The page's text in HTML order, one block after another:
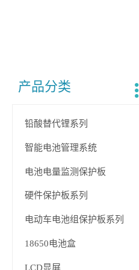
产品分类
铅酸替代锂系列
智能电池管理系统
电池电量监测保护板
硬件保护板系列
电动车电池组保护板系列
18650电池盒
LCD显屏